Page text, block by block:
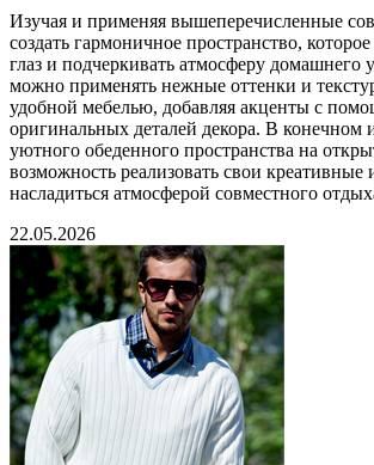
Изучая и применяя вышеперечисленные
создать гармоничное пространство, которое
глаз и подчеркивать атмосферу домашнего
можно применять нежные оттенки и
удобной мебелью, добавляя акценты с
оригинальных деталей декора. В конечном
уютного обеденного пространства на
возможность реализовать свои креативные
насладиться атмосферой совместного
22.05.2026